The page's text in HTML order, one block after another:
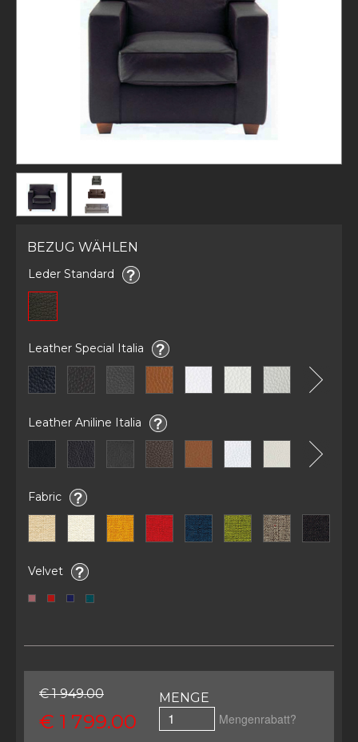
BEZUG WÄHLEN
Leder Standard
Leather Special Italia
Leather Aniline Italia
Fabric
Velvet
€ 1 949.00
€ 1 799.00
MENGE
Mengenrabatt?